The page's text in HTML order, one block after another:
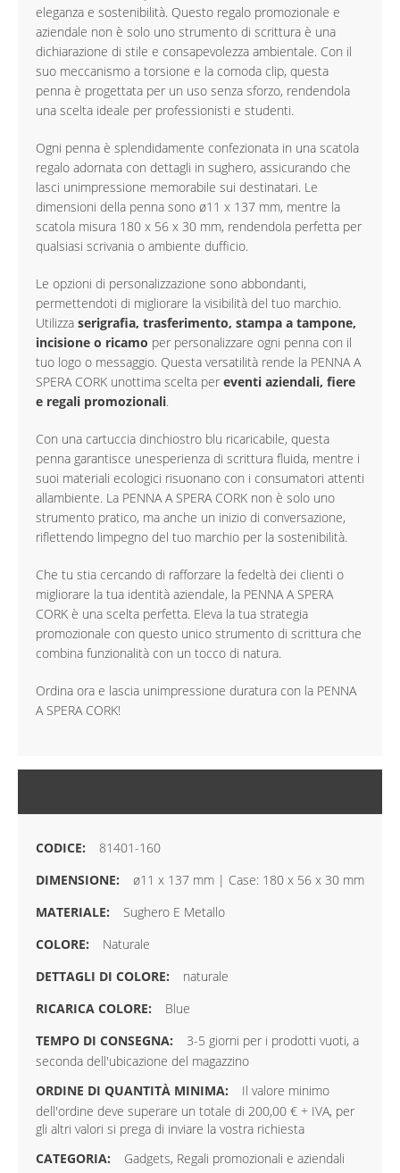
eleganza e sostenibilità. Questo regalo promozionale e
aziendale non è solo uno strumento di scrittura è una
dichiarazione di stile e consapevolezza ambientale. Con il
suo meccanismo a torsione e la comoda clip, questa
penna è progettata per un uso senza sforzo, rendendola
una scelta ideale per professionisti e studenti.
Ogni penna è splendidamente confezionata in una scatola
regalo adornata con dettagli in sughero, assicurando che
lasci unimpressione memorabile sui destinatari. Le
dimensioni della penna sono ø11 x 137 mm, mentre la
scatola misura 180 x 56 x 30 mm, rendendola perfetta per
qualsiasi scrivania o ambiente dufficio.
Le opzioni di personalizzazione sono abbondanti,
permettendoti di migliorare la visibilità del tuo marchio.
Utilizza serigrafia, trasferimento, stampa a tampone,
incisione o ricamo per personalizzare ogni penna con il
tuo logo o messaggio. Questa versatilità rende la PENNA A
SPERA CORK unottima scelta per eventi aziendali, fiere
e regali promozionali.
Con una cartuccia dinchiostro blu ricaricabile, questa
penna garantisce unesperienza di scrittura fluida, mentre i
suoi materiali ecologici risuonano con i consumatori attenti
allambiente. La PENNA A SPERA CORK non è solo uno
strumento pratico, ma anche un inizio di conversazione,
riflettendo limpegno del tuo marchio per la sostenibilità.
Che tu stia cercando di rafforzare la fedeltà dei clienti o
migliorare la tua identità aziendale, la PENNA A SPERA
CORK è una scelta perfetta. Eleva la tua strategia
promozionale con questo unico strumento di scrittura che
combina funzionalità con un tocco di natura.
Ordina ora e lascia unimpressione duratura con la PENNA
A SPERA CORK!
81401-160
ø11 x 137 mm | Case: 180 x 56 x 30 mm
Sughero E Metallo
Naturale
naturale
Blue
3-5 giorni per i prodotti vuoti, a
seconda dell'ubicazione del magazzino
Il valore minimo
dell'ordine deve superare un totale di 200,00 € + IVA, per
gli altri valori si prega di inviare la vostra richiesta
Gadgets, Regali promozionali e aziendali